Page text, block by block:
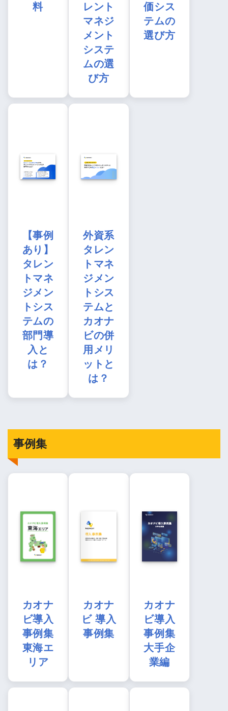
料
レント
マネジ
メント
システ
ムの選
び方
価シス
テムの
選び方
【事例
あり】
タレン
トマネ
ジメン
トシス
テムの
部門導
入と
は？
外資系
タレン
トマネ
ジメン
トシス
テムと
カオナ
ビの併
用メリ
ットと
は？
事例集
カオナ
ビ導入
事例集
東海エ
リア
カオナ
ビ 導入
事例集
カオナ
ビ導入
事例集
大手企
業編